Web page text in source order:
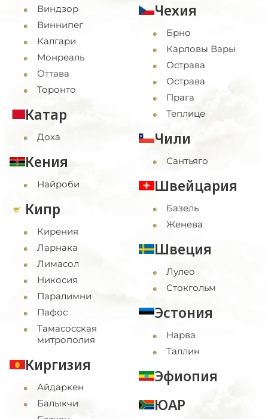
Виндзор
Виннипег
Калгари
Монреаль
Оттава
Торонто
Катар
Доха
Кения
Найроби
Кипр
Кирения
Ларнака
Лимасол
Никосия
Паралимни
Пафос
Тамасосская
митрополия
Киргизия
Айдаркен
Балыкчи
Чехия
Брно
Карловы Вары
Острава
Острава
Прага
Теплице
Чили
Сантьяго
Швейцария
Базель
Женева
Швеция
Лулео
Стокгольм
Эстония
Нарва
Таллин
Эфиопия
ЮАР